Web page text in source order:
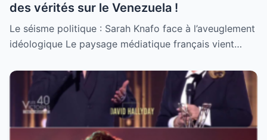
des vérités sur le Venezuela !
Le séisme politique : Sarah Knafo face à l’aveuglement
idéologique Le paysage médiatique français vient…